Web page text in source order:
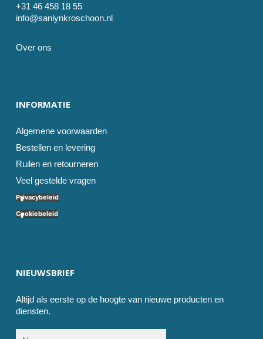
+31 46 458 18 55
info@sanlynkroschoon.nl
Over ons
INFORMATIE
Algemene voorwaarden
Bestellen en levering
Ruilen en retourneren
Veel gestelde vragen
Privacybeleid
Cookiebeleid
NIEUWSBRIEF
Altijd als eerste op de hoogte van nieuwe producten en
diensten.